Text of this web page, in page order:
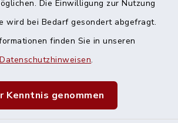
Die Einwilligung zur Nutzung
wird bei Bedarf gesondert abgefragt.
finden Sie in unseren
Datenschutzhinweisen.
Kenntnis genommen
Barrierefreiheit
Impressum